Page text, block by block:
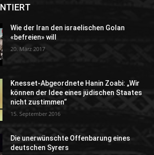
Wie der Iran den israelischen Golan
«befreien» will
20. März 2017
Knesset-Abgeordnete Hanin Zoabi: „Wir
können der Idee eines jüdischen Staates
nicht zustimmen“
15. September 2016
Die unerwünschte Offenbarung eines
deutschen Syrers